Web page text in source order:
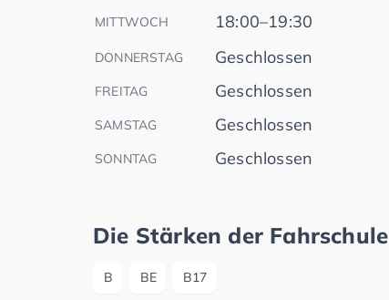
MITTWOCH 18:00–19:30
DONNERSTAG Geschlossen
FREITAG Geschlossen
SAMSTAG Geschlossen
SONNTAG Geschlossen
Die Stärken der Fahrschule
B BE B17